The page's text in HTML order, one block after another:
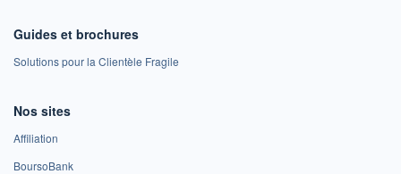
Guides et brochures
Solutions pour la Clientèle Fragile
Nos sites
Affiliation
BoursoBank